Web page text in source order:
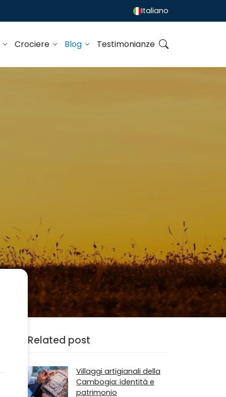
Italiano
Crociere Blog Testimonianze
Related post
Villaggi artigianali della
Cambogia: identità e
patrimonio